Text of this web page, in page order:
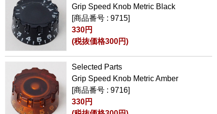
Grip Speed Knob Metric Black
[商品番号 : 9715]
330円
(税抜価格300円)
Selected Parts
Grip Speed Knob Metric Amber
[商品番号 : 9716]
330円